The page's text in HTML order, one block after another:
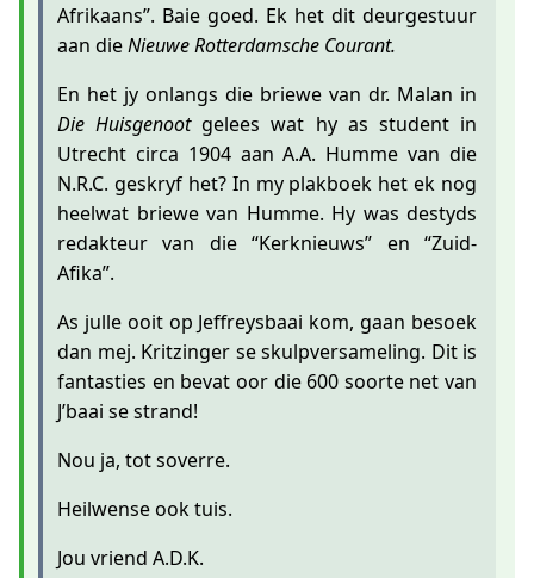
Afrikaans”. Baie goed. Ek het dit deurgestuur
aan dieNieuwe Rotterdamsche Courant.
En het jy onlangs die briewe van dr. Malan in
Die Huisgenootgelees wat hy as student in
Utrecht circa 1904 aan A.A. Humme van die
N.R.C. geskryf het? In my plakboek het ek nog
heelwat briewe van Humme. Hy was destyds
redakteur van die “Kerknieuws” en “Zuid-
Afika”.
As julle ooit op Jeffreysbaai kom, gaan besoek
dan mej. Kritzinger se skulpversameling. Dit is
fantasties en bevat oor die 600 soorte net van
J’baai se strand!
Nou ja, tot soverre.
Heilwense ook tuis.
Jou vriend A.D.K.